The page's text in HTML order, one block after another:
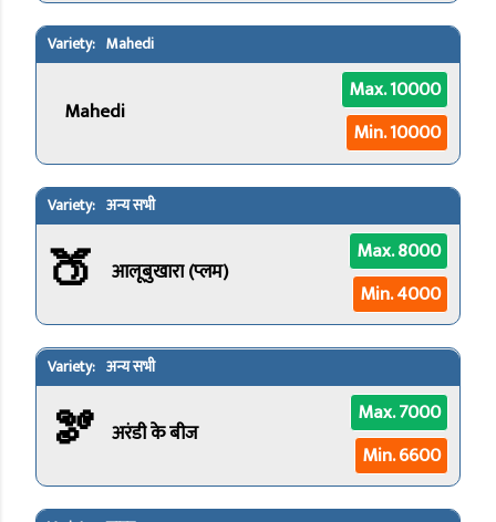
Mahedi
Mahedi
Max. 10000
Min. 10000
अन्य सभी
🍑 आलूबुखारा (प्लम)
Max. 8000
Min. 4000
अन्य सभी
🫘 अरंडी के बीज
Max. 7000
Min. 6600